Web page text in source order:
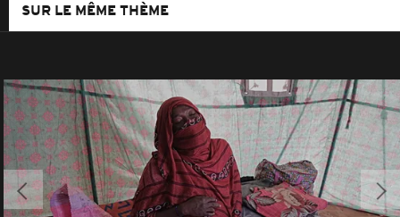
SUR LE MÊME THÈME